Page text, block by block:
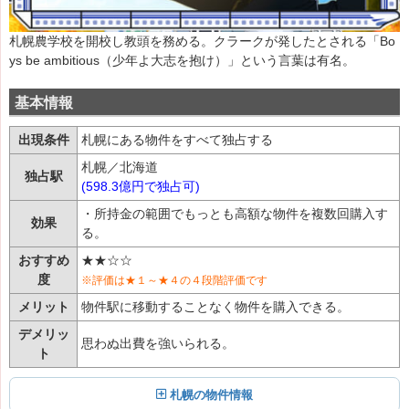
札幌農学校を開校し教頭を務める。クラークが発したとされる「Bo
ys be ambitious（少年よ大志を抱け）」という言葉は有名。
基本情報
出現条件 札幌にある物件をすべて独占する
独占駅
札幌／北海道
(598.3億円で独占可)
効果
・所持金の範囲でもっとも高額な物件を複数回購入す
る。
おすすめ
度
★★☆☆
※評価は★１～★４の４段階評価です
メリット
物件駅に移動することなく物件を購入できる。
デメリッ
ト
思わぬ出費を強いられる。
札幌の物件情報